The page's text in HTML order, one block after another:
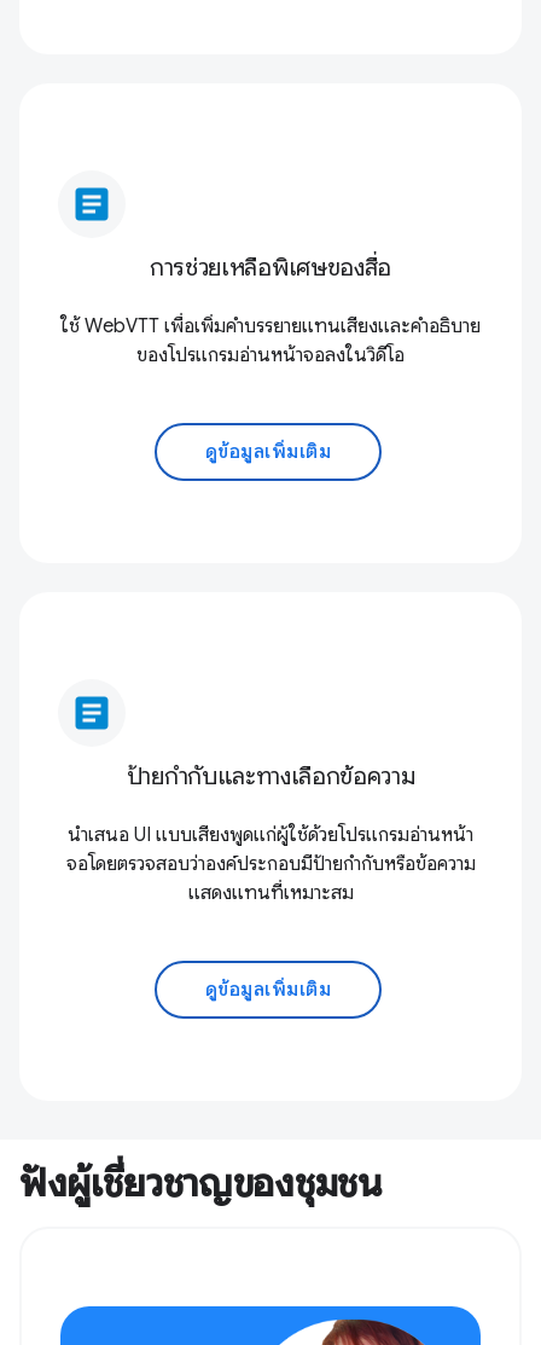
article
การช่วยเหลือพิเศษของสื่อ
ใช้ WebVTT เพื่อเพิ่มคำบรรยายแทนเสียงและคำอธิบาย
ของโปรแกรมอ่านหน้าจอลงในวิดีโอ
ดูข้อมูลเพิ่มเติม
article
ป้ายกำกับและทางเลือกข้อความ
นำเสนอ UI แบบเสียงพูดแก่ผู้ใช้ด้วยโปรแกรมอ่านหน้า
จอโดยตรวจสอบว่าองค์ประกอบมีป้ายกำกับหรือข้อความ
แสดงแทนที่เหมาะสม
ดูข้อมูลเพิ่มเติม
ฟังผู้เชี่ยวชาญของชุมชน